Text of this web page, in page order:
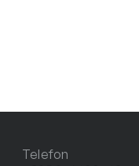
Telefon